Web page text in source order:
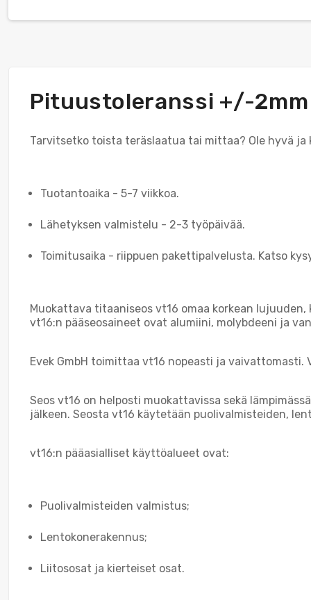
Pituustoleranssi +/-2mm
Tarvitsetko toista teräslaatua tai mittaa? Ole hyvä
Tuotantoaika - 5-7 viikkoa.
Lähetyksen valmistelu - 2-3 työpäivää.
Toimitusaika - riippuen pakettipalvelusta. Katso
Muokattava titaaniseos vt16 omaa korkean
vt16:n pääseosaineet ovat alumiini, molybdeeni ja
Evek GmbH toimittaa vt16 nopeasti ja vaivattomasti.
Seos vt16 on helposti muokattavissa sekä
jälkeen. Seosta vt16 käytetään puolivalmisteiden,
vt16:n pääasialliset käyttöalueet ovat:
Puolivalmisteiden valmistus;
Lentokonerakennus;
Liitososat ja kierteiset osat.